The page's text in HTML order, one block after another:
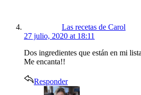
Las recetas de Carol
27 julio, 2020 at 18:11
Dos ingredientes que están en mi
Me encanta!!
Responder
says: